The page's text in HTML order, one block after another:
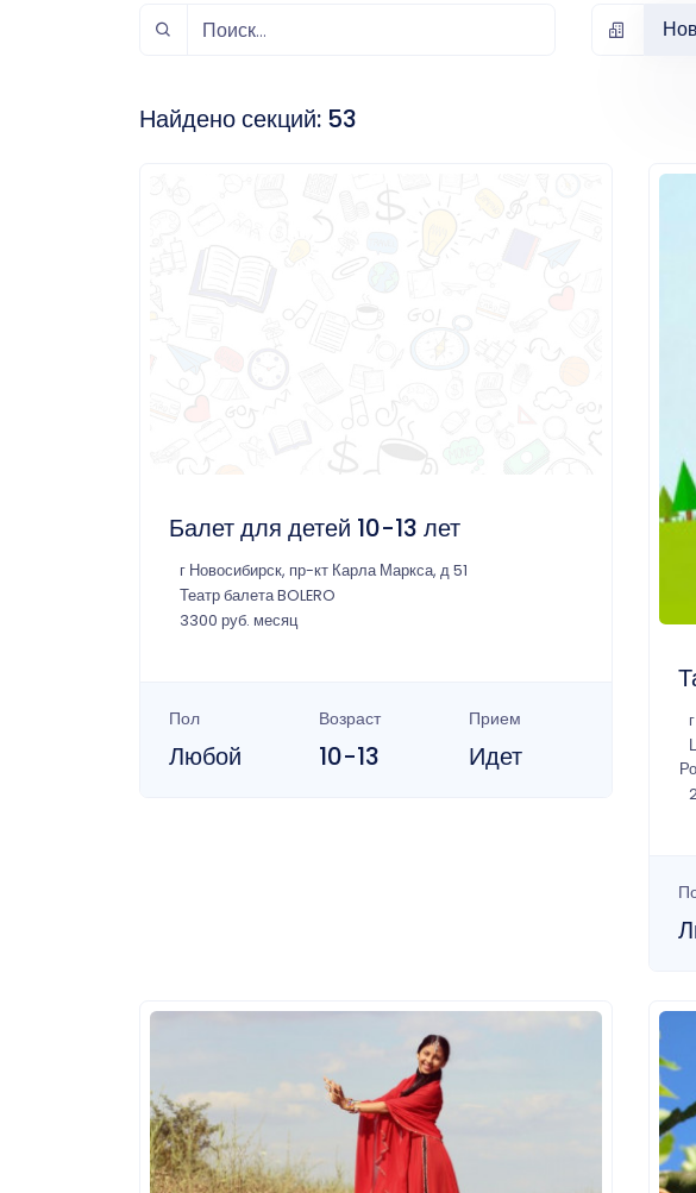
Индивидуально-
Найдено секций: 53
Балет для детей 10-13 лет
г Новосибирск, пр-кт Карла Маркса, д 51
Театр балета BOLERO
3300 руб. месяц
Пол
Любой
Возраст
10-13
Прием
Идет